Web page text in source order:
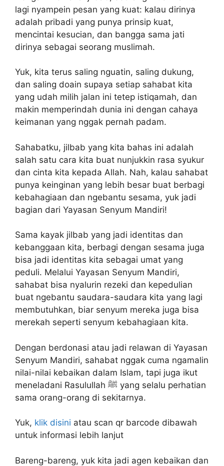
lagi nyampein pesan yang kuat: kalau dirinya
adalah pribadi yang punya prinsip kuat,
mencintai kesucian, dan bangga sama jati
dirinya sebagai seorang muslimah.
Yuk, kita terus saling nguatin, saling dukung,
dan saling doain supaya setiap sahabat kita
yang udah milih jalan ini tetep istiqamah, dan
makin memperindah dunia ini dengan cahaya
keimanan yang nggak pernah padam.
Sahabatku, jilbab yang kita bahas ini adalah
salah satu cara kita buat nunjukkin rasa syukur
dan cinta kita kepada Allah. Nah, kalau sahabat
punya keinginan yang lebih besar buat berbagi
kebahagiaan dan ngebantu sesama, yuk jadi
bagian dari Yayasan Senyum Mandiri!
Sama kayak jilbab yang jadi identitas dan
kebanggaan kita, berbagi dengan sesama juga
bisa jadi identitas kita sebagai umat yang
peduli. Melalui Yayasan Senyum Mandiri,
sahabat bisa nyalurin rezeki dan kepedulian
buat ngebantu saudara-saudara kita yang lagi
membutuhkan, biar senyum mereka juga bisa
merekah seperti senyum kebahagiaan kita.
Dengan berdonasi atau jadi relawan di Yayasan
Senyum Mandiri, sahabat nggak cuma ngamalin
nilai-nilai kebaikan dalam Islam, tapi juga ikut
meneladani Rasulullah ﷺ yang selalu perhatian
sama orang-orang di sekitarnya.
Yuk, klik disini atau scan qr barcode dibawah
untuk informasi lebih lanjut
Bareng-bareng, yuk kita jadi agen kebaikan dan